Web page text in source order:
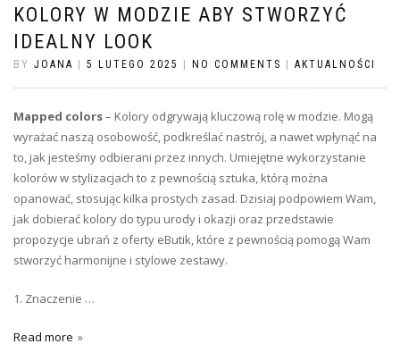
KOLORY W MODZIE ABY STWORZYĆ
IDEALNY LOOK
BY JOANA 5 LUTEGO 2025 NO COMMENTS AKTUALNOŚCI
Mapped colors– Kolory odgrywają kluczową rolę w modzie. Mogą
wyrażać naszą osobowość, podkreślać nastrój, a nawet wpłynąć na
to, jak jesteśmy odbierani przez innych. Umiejętne wykorzystanie
kolorów w stylizacjach to z pewnością sztuka, którą można
opanować, stosując kilka prostych zasad. Dzisiaj podpowiem Wam,
jak dobierać kolory do typu urody i okazji oraz przedstawie
propozycje ubrań z oferty eButik, które z pewnością pomogą Wam
stworzyć harmonijne i stylowe zestawy.
1. Znaczenie …
Read more